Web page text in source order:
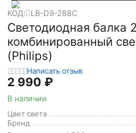
КОД: LB-D9-288C
Светодиодная балка
комбинированный
(Philips)
Написать отзыв
2 990 ₽
В наличии
Цвет света
Бренд